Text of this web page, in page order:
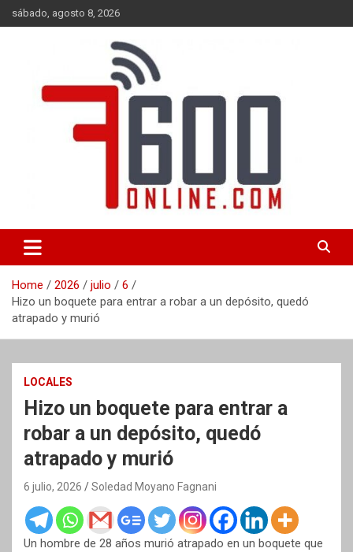
Skip
to
sábado, agosto 8, 2026
7600 online
nacional e internacional, deportiva y cultural.
Home 2026 julio
6
Hizo un boquete para entrar a robar a un depósito, quedó
atrapado y murió
LOCALES
Hizo un boquete para entrar a
robar a un depósito, quedó
atrapado y murió
6 julio, 2026 Soledad Moyano Fagnani
Un hombre de 28 años murió atrapado en un boquete que